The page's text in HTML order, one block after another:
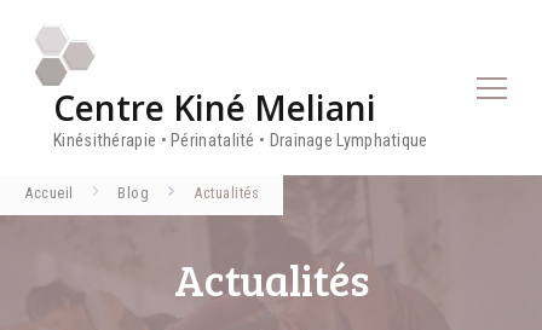
Centre Kiné Meliani
Kinésithérapie • Périnatalité • Drainage Lymphatique
Accueil Blog Actualités
Actualités